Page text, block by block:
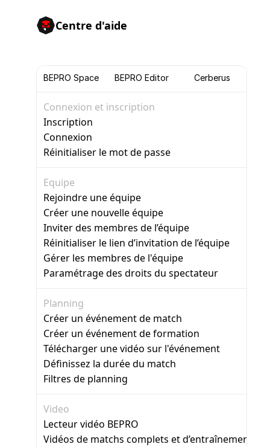
Centre d'aide
BEPRO Space BEPRO Editor Cerberus
Connexion et inscription
Inscription
Connexion
Réinitialiser le mot de passe
Equipe
Rejoindre une équipe
Créer une nouvelle équipe
Inviter des membres de l’équipe
Réinitialiser le lien d’invitation de l’équipe
Gérer les membres de l'équipe
Paramétrage des droits du spectateur
Planning
Créer un événement de match
Créer un événement de formation
Télécharger une vidéo sur l'événement
Définissez la durée du match
Filtres de planning
Video
Lecteur vidéo BEPRO
Vidéos de matchs complets et d’entraînement